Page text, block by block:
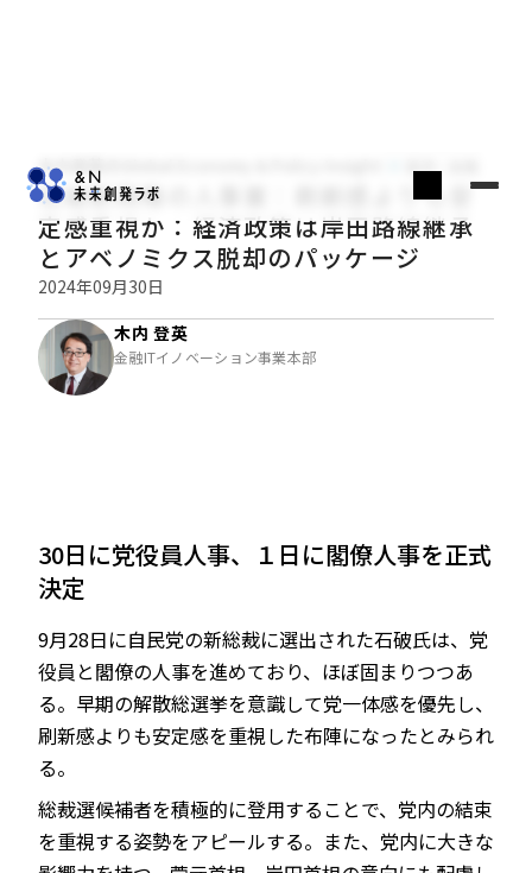
JP EN
木内登英のGlobal Economy & Policy Insight
石破新政権の人事案：刷新感よりも安
定感重視か：経済政策は岸田路線継承
とアベノミクス脱却のパッケージ
2024年09月30日
木内 登英
金融ITイノベーション事業本部
30日に党役員人事、１日に閣僚人事を正式
決定
9月28日に自民党の新総裁に選出された石破氏は、党
役員と閣僚の人事を進めており、ほぼ固まりつつあ
る。早期の解散総選挙を意識して党一体感を優先し、
刷新感よりも安定感を重視した布陣になったとみられ
る。
総裁選候補者を積極的に登用することで、党内の結束
を重視する姿勢をアピールする。また、党内に大きな